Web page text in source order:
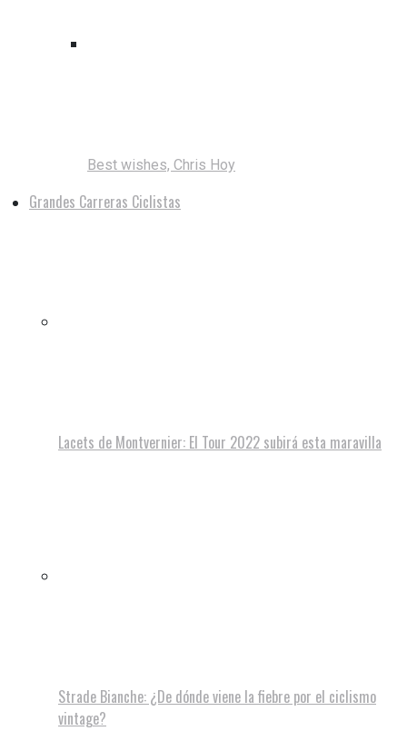
Best wishes, Chris Hoy
Grandes Carreras Ciclistas
Lacets de Montvernier: El Tour 2022 subirá esta maravilla
Strade Bianche: ¿De dónde viene la fiebre por el ciclismo
vintage?